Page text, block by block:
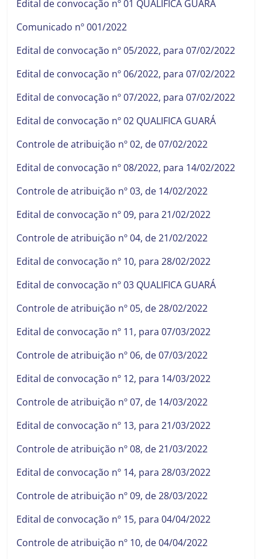
Edital de convocação nº 01 QUALIFICA GUARÁ
Comunicado nº 001/2022
Edital de convocação nº 05/2022, para 07/02/2022
Edital de convocação nº 06/2022, para 07/02/2022
Edital de convocação nº 07/2022, para 07/02/2022
Edital de convocação nº 02 QUALIFICA GUARÁ
Controle de atribuição nº 02, de 07/02/2022
Edital de convocação nº 08/2022, para 14/02/2022
Controle de atribuição nº 03, de 14/02/2022
Edital de convocação nº 09, para 21/02/2022
Controle de atribuição nº 04, de 21/02/2022
Edital de convocação nº 10, para 28/02/2022
Edital de convocação nº 03 QUALIFICA GUARÁ
Controle de atribuição nº 05, de 28/02/2022
Edital de convocação nº 11, para 07/03/2022
Controle de atribuição nº 06, de 07/03/2022
Edital de convocação nº 12, para 14/03/2022
Controle de atribuição nº 07, de 14/03/2022
Edital de convocação nº 13, para 21/03/2022
Controle de atribuição nº 08, de 21/03/2022
Edital de convocação nº 14, para 28/03/2022
Controle de atribuição nº 09, de 28/03/2022
Edital de convocação nº 15, para 04/04/2022
Controle de atribuição nº 10, de 04/04/2022